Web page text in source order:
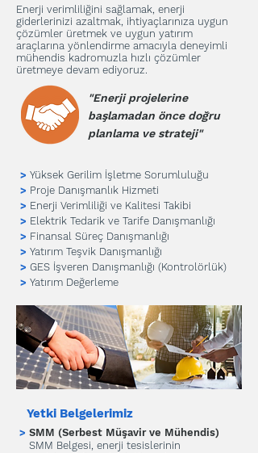
Enerji verimliliğini sağlamak, enerji
giderlerinizi azaltmak, ihtiyaçlarınıza uygun
çözümler üretmek ve uygun yatırım
araçlarına yönlendirme amacıyla deneyimli
mühendis kadromuzla hızlı çözümler
üretmeye devam ediyoruz.
"Enerji projelerine
başlamadan önce doğru
planlama ve strateji"
> Yüksek Gerilim İşletme Sorumluluğu
> Proje Danışmanlık Hizmeti
> Enerji Verimliliği ve Kalitesi Takibi
> Elektrik Tedarik ve Tarife Danışmanlığı
> Finansal Süreç Danışmanlığı
> Yatırım Teşvik Danışmanlığı
> GES İşveren Danışmanlığı (Kontrolörlük)
> Yatırım Değerleme
Yetki Belgelerimiz
> SMM (Serbest Müşavir ve Mühendis)
SMM Belgesi, enerji tesislerinin